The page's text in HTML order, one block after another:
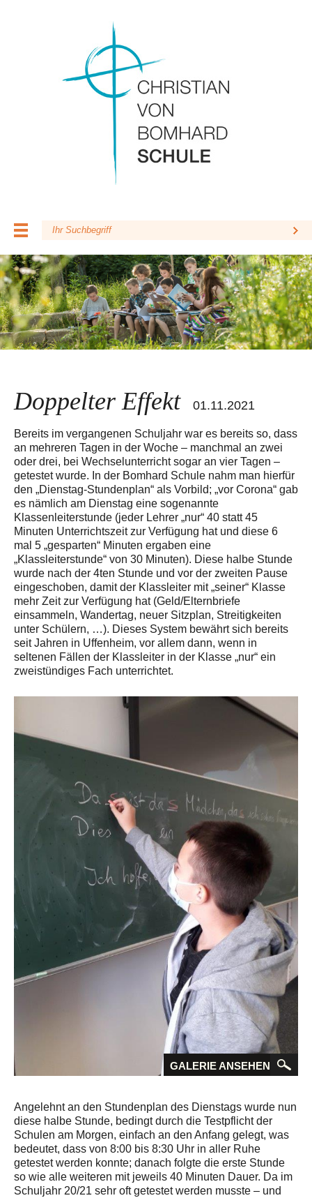
Doppelter Effekt 01.11.2021
Bereits im vergangenen Schuljahr war es bereits so, dass
an mehreren Tagen in der Woche – manchmal an zwei
oder drei, bei Wechselunterricht sogar an vier Tagen –
getestet wurde. In der Bomhard Schule nahm man hierfür
den „Dienstag-Stundenplan“ als Vorbild; „vor Corona“ gab
es nämlich am Dienstag eine sogenannte
Klassenleiterstunde (jeder Lehrer „nur“ 40 statt 45
Minuten Unterrichtszeit zur Verfügung hat und diese 6
mal 5 „gesparten“ Minuten ergaben eine
„Klassleiterstunde“ von 30 Minuten). Diese halbe Stunde
wurde nach der 4ten Stunde und vor der zweiten Pause
eingeschoben, damit der Klassleiter mit „seiner“ Klasse
mehr Zeit zur Verfügung hat (Geld/Elternbriefe
einsammeln, Wandertag, neuer Sitzplan, Streitigkeiten
unter Schülern, …). Dieses System bewährt sich bereits
seit Jahren in Uffenheim, vor allem dann, wenn in
seltenen Fällen der Klassleiter in der Klasse „nur“ ein
zweistündiges Fach unterrichtet.
GALERIE ANSEHEN
Angelehnt an den Stundenplan des Dienstags wurde nun
diese halbe Stunde, bedingt durch die Testpflicht der
Schulen am Morgen, einfach an den Anfang gelegt, was
bedeutet, dass von 8:00 bis 8:30 Uhr in aller Ruhe
getestet werden konnte; danach folgte die erste Stunde
so wie alle weiteren mit jeweils 40 Minuten Dauer. Da im
Schuljahr 20/21 sehr oft getestet werden musste – und